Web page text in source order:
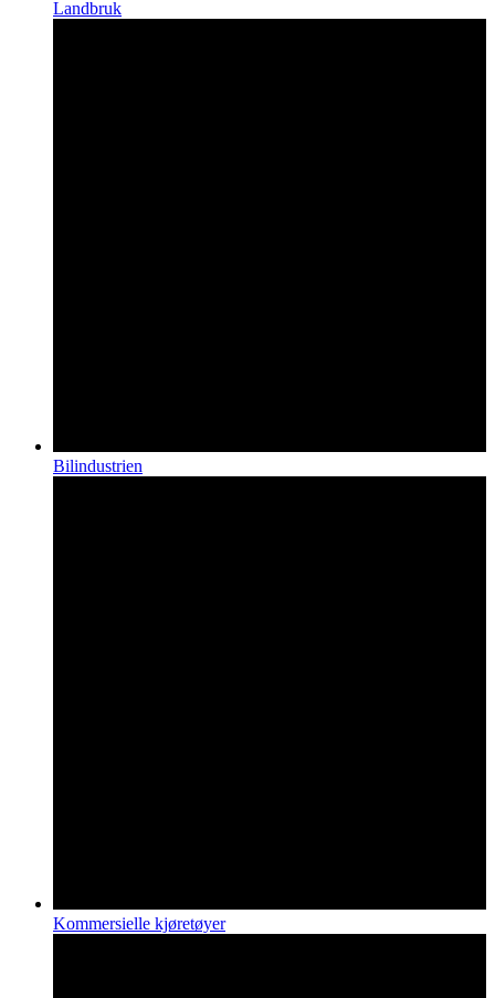
Landbruk
Bilindustrien
Kommersielle kjøretøyer